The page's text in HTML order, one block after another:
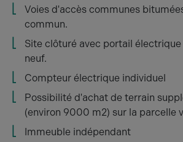
Voies d'accès communes
commun.
Site clôturé avec portail
neuf.
Compteur électrique individuel
Possibilité d'achat de terrain
(environ 9000 m2) sur la parcelle
Immeuble indépendant